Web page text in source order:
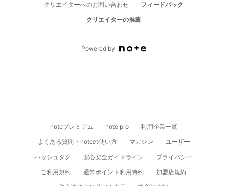
クリエイターへのお問い合わせ
フィードバック
クリエイターの推薦
Powered by
noteプレミアム note pro
利用企業一覧
よくある質問・noteの使い方
マガジン
ユーザー
ハッシュタグ
安心安全ガイドライン
プライバシー
ご利用規約
通常ポイント利用特約
加盟店規約